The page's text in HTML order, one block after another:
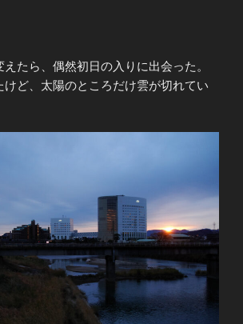
たら、偶然初日の入りに出会った。
けど、太陽のところだけ雲が切れてい